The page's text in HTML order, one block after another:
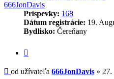
666JonDavis
Príspevky: 168
Dátum registrácie: 19.
Bydlisko: Čereňany
Príspevok
od užívateľa 666JonDavis » 27.